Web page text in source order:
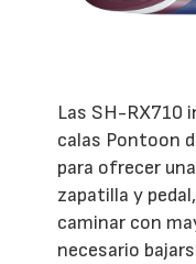
Las SH-RX710
calas Pontoon
para ofrecer
zapatilla y
caminar con
necesario